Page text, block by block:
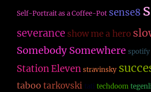
Self-Portrait as a Coffee-Pot sense8
severance show me a hero
Somebody Somewhere spotify
Station Eleven stravinsky
taboo tarkovski tati techdoom